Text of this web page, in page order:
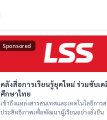
Sponsored
คลังสื่อการเรียนรู้ยุคใหม่ ร่วมขับเ
ศึกษาไทย
เข้าถึงแหล่งสารสนเทศและเทคโนโลยีการ
ประสิทธิภาพเพื่อพัฒนาผู้เรียนอย่างยั่งยืน